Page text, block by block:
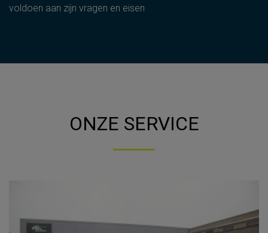
voldoen aan zijn vragen en eisen
ONZE SERVICE